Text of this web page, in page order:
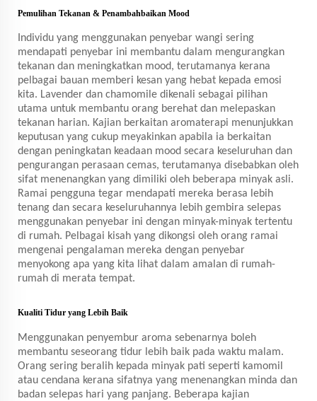
Pemulihan Tekanan & Penambahbaikan Mood
Individu yang menggunakan penyebar wangi sering
mendapati penyebar ini membantu dalam mengurangkan
tekanan dan meningkatkan mood, terutamanya kerana
pelbagai bauan memberi kesan yang hebat kepada emosi
kita. Lavender dan chamomile dikenali sebagai pilihan
utama untuk membantu orang berehat dan melepaskan
tekanan harian. Kajian berkaitan aromaterapi menunjukkan
keputusan yang cukup meyakinkan apabila ia berkaitan
dengan peningkatan keadaan mood secara keseluruhan dan
pengurangan perasaan cemas, terutamanya disebabkan oleh
sifat menenangkan yang dimiliki oleh beberapa minyak asli.
Ramai pengguna tegar mendapati mereka berasa lebih
tenang dan secara keseluruhannya lebih gembira selepas
menggunakan penyebar ini dengan minyak-minyak tertentu
di rumah. Pelbagai kisah yang dikongsi oleh orang ramai
mengenai pengalaman mereka dengan penyebar
menyokong apa yang kita lihat dalam amalan di rumah-
rumah di merata tempat.
Kualiti Tidur yang Lebih Baik
Menggunakan penyembur aroma sebenarnya boleh
membantu seseorang tidur lebih baik pada waktu malam.
Orang sering beralih kepada minyak pati seperti kamomil
atau cendana kerana sifatnya yang menenangkan minda dan
badan selepas hari yang panjang. Beberapa kajian